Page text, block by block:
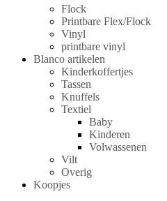
Flock
Printbare Flex/Flock
Vinyl
printbare vinyl
Blanco artikelen
Kinderkoffertjes
Tassen
Knuffels
Textiel
Baby
Kinderen
Volwassenen
Vilt
Overig
Koopjes